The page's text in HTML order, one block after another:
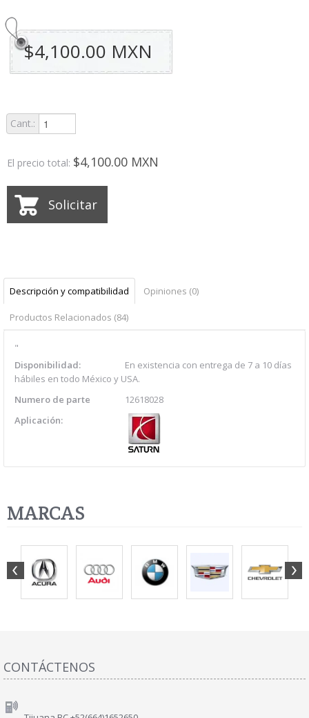
$4,100.00 MXN
Cant.:
El precio total: $4,100.00 MXN
Solicitar
Descripción y compatibilidad Opiniones (0)
Productos Relacionados (84)
"
Disponibilidad:
En existencia con entrega de 7 a 10 días
hábiles en todo México y USA.
Numero de parte
12618028
Aplicación:
MARCAS
CONTÁCTENOS